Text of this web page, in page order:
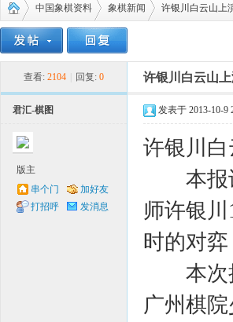
中国象棋资料
›
象棋新闻
›
许银川白云山上
查看: 2104 回复: 0 许银川白云山
君汇-棋图
版主
串个门
加好友
打招呼
发消息
发表于 2013-10-9
许银川
本报讯
师许银
时的对
本次挑
广州棋